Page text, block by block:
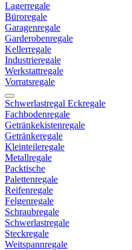
Lagerregale
Büroregale
Garagenregale
Garderobenregale
Kellerregale
Industrieregale
Werkstattregale
Vorratsregale
Schwerlastregal Eckregale
Fachbodenregale
Getränkekistenregale
Getränkeregale
Kleinteileregale
Metallregale
Packtische
Palettenregale
Reifenregale
Felgenregale
Schraubregale
Schwerlastregale
Steckregale
Weitspannregale